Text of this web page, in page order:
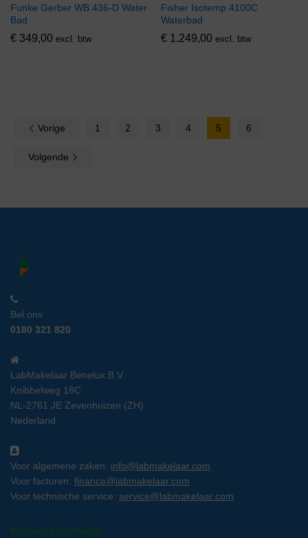
Funke Gerber WB 436-D Water
Bad
€ 349,00 excl. btw
Fisher Isotemp 4100C
Waterbad
€ 1.249,00 excl. btw
Vorige 1 2 3 4 5 6
Volgende
Bel ons
0180 321 820
LabMakelaar Benelux B.V.
Knibbelweg 18C
NL-2761 JE Zevenhuizen (ZH)
Nederland
Voor algemene zaken: info@labmakelaar.com
Voor facturen: finance@labmakelaar.com
Voor technische service: service@labmakelaar.com
Kopersinformatie